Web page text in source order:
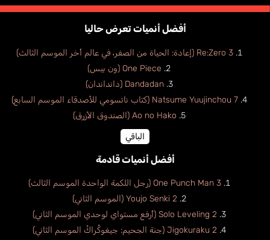
أفضل أنميات تعرض حاليا
Re:Zero 3 (إعادة: الحياة من الصفر، في عالم أخر الموسم الثالث)
One Piece (ون بيس)
Dandadan (دانداندان)
Natsume Yuujinchou 7 (كتاب ناتسومي للأصدقاء الموسم السابع)
Ao no Hako (الصندوق الأزرق)
الباقي
أفضل أنميات قادمة
One Punch Man 3 (رجل اللكمة الواحدة الموسم الثالث)
Youjo Senki 2 (الموسم الثاني)
Solo Leveling 2 (أرفع مستواي لوحدي الموسم الثاني)
Jigokuraku 2 (جنة الجحيم: جيغوكُراكُ الموسم الثاني)